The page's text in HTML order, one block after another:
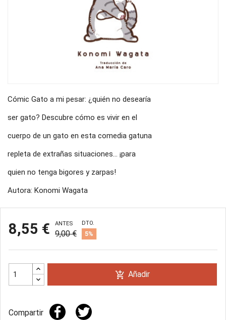
Cómic Gato a mi pesar: ¿quién no desearía
ser gato? Descubre cómo es vivir en el
cuerpo de un gato en esta comedia gatuna
repleta de extrañas situaciones... ¡para
quien no tenga bigores y zarpas!
Autora: Konomi Wagata
8,55 € ANTES
9,00 €
DTO.
5%
add_shopping_cart Añadir
Compartir